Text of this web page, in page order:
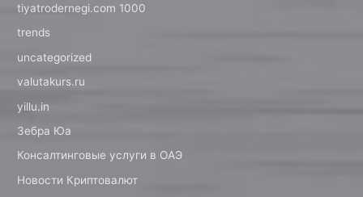
tiyatrodernegi.com 1000
trends
uncategorized
valutakurs.ru
yillu.in
Зебра Юа
Консалтинговые услуги в ОАЭ
Новости Криптовалют